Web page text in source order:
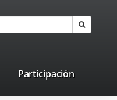
Participación